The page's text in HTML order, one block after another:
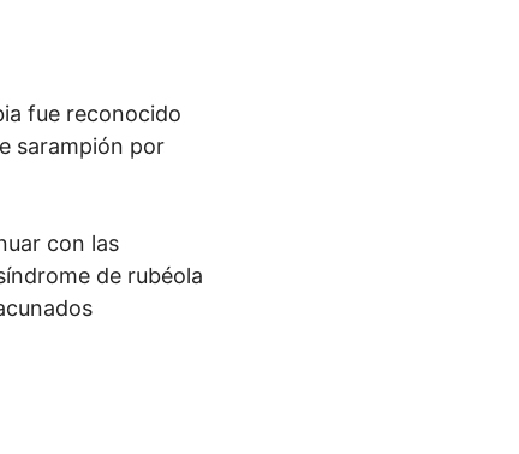
fue reconocido
sarampión por
con las
de rubéola